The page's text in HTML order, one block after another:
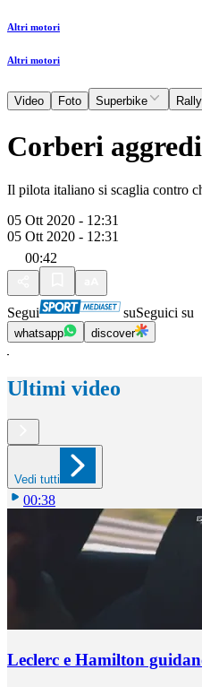
Altri motori
Altri motori
Video Foto Superbike Rally
Corberi
Il pilota italiano si scaglia contro
05 Ott 2020 - 12:31
05 Ott 2020 - 12:31
00:42
Segui suSeguici su
whatsapp discover
Ultimi video
Vedi tutti
00:38
Leclerc e Hamilton